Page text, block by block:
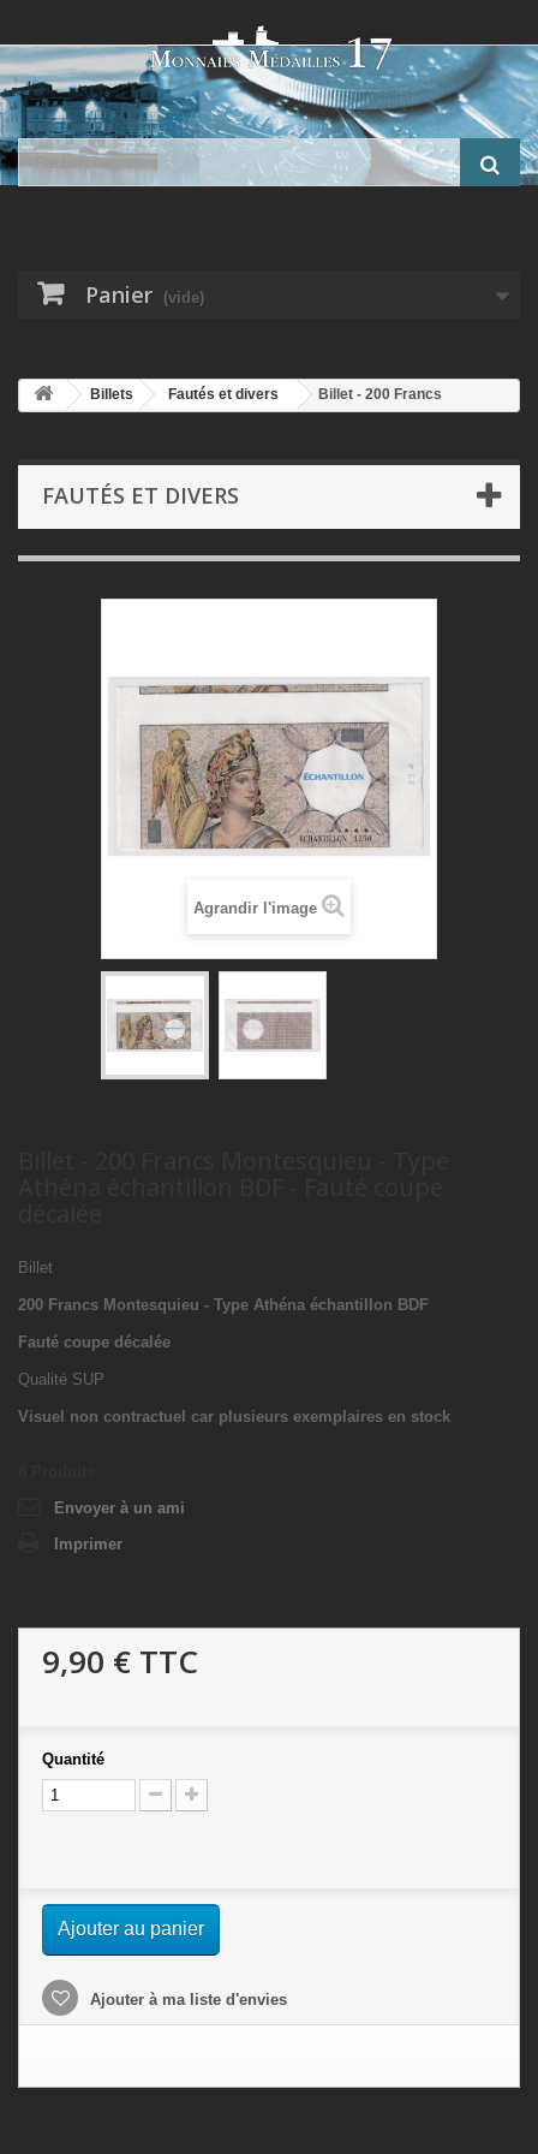
Panier (vide)
Billets Fautés et divers
Billet - 200 Francs
FAUTÉS ET DIVERS
Agrandir l'image
Billet
200 Francs Montesquieu - Type Athéna échantillon BDF
Fauté coupe décalée
Qualité SUP
Visuel non contractuel car plusieurs exemplaires en stock
Envoyer à un ami
Imprimer
9,90 € TTC
Quantité
Ajouter au panier
Ajouter à ma liste d'envies